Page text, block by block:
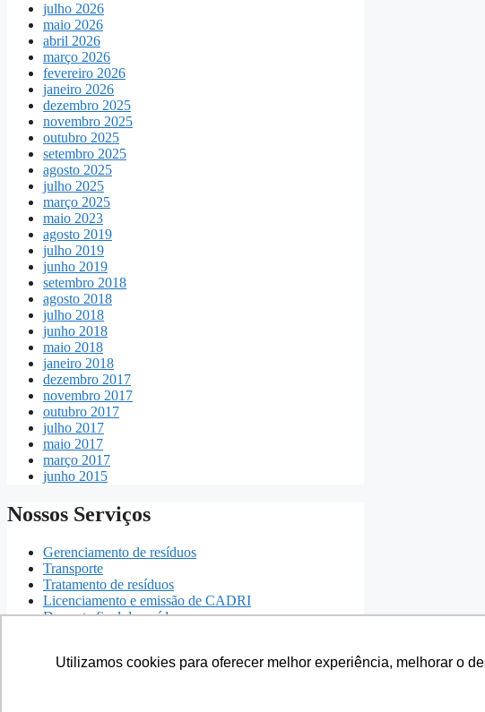
Utilizamos cookies para oferecer melhor experiência, melhorar o
Utilizamos cookies para oferecer melhor experiência, melhorar o
julho 2026
maio 2026
abril 2026
março 2026
fevereiro 2026
janeiro 2026
dezembro 2025
novembro 2025
outubro 2025
setembro 2025
agosto 2025
julho 2025
março 2025
maio 2023
agosto 2019
julho 2019
junho 2019
setembro 2018
agosto 2018
julho 2018
junho 2018
maio 2018
janeiro 2018
dezembro 2017
novembro 2017
outubro 2017
julho 2017
maio 2017
março 2017
junho 2015
Nossos Serviços
Gerenciamento de resíduos
Transporte
Tratamento de resíduos
Licenciamento e emissão de CADRI
Descarte final de resíduos
Redes sociais